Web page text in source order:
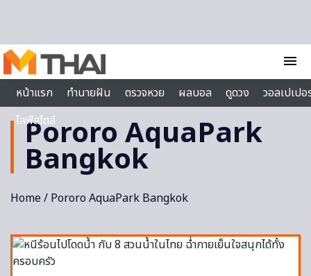
menu
หน้าแรก
ทำนายฝัน ตรวจหวย ผลบอล ดูดวง
วอลเปเป
ไลฟ์สไตล์
Pororo AquaPark
Bangkok
Home/ Pororo AquaPark Bangkok